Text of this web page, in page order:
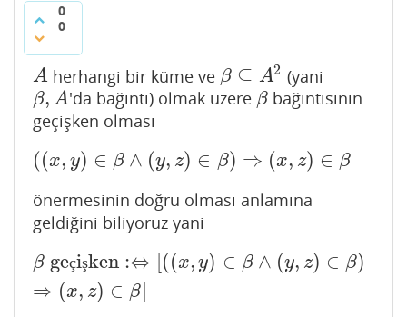
0
0
A
A herhangi bir küme ve β ⊆ A2
β⊆A 2 (yani
β, A
β,A 'da bağıntı) olmak üzere β
β bağıntısının
geçişken olması
((x, y) ∈ β ∧ (y, z) ∈ β) ⇒ (x, z) ∈ β
((x ,y) ∈ β∧(y,z) ∈β )⇒ x,z) ∈β
önermesinin doğru olması anlamına
geldiğini biliyoruz yani
β geçişken :⇔ [((x, y) ∈ β ∧ (y, z) ∈ β)
⇒ (x, z) ∈ β]
βgeçişken:⇔ (x,y)∈β ∧(y ,z) ∈β)⇒( x,z ∈ β]